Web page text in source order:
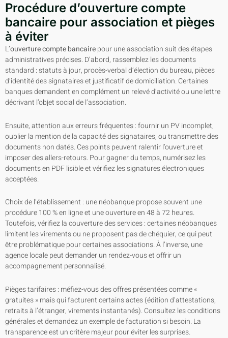
Procédure d’ouverture compte
bancaire pour association et pièges
à éviter
L’ouverture compte bancairepour une association suit des étapes
administratives précises. D’abord, rassemblez les documents
standard : statuts à jour, procès-verbal d’élection du bureau, pièces
d’identité des signataires et justificatif de domiciliation. Certaines
banques demandent en complément un relevé d’activité ou une lettre
décrivant l’objet social de l’association.
Ensuite, attention aux erreurs fréquentes : fournir un PV incomplet,
oublier la mention de la capacité des signataires, ou transmettre des
documents non datés. Ces points peuvent ralentir l’ouverture et
imposer des allers-retours. Pour gagner du temps, numérisez les
documents en PDF lisible et vérifiez les signatures électroniques
acceptées.
Choix de l’établissement : une néobanque propose souvent une
procédure 100 % en ligne et une ouverture en 48 à 72 heures.
Toutefois, vérifiez la couverture des services : certaines néobanques
limitent les virements ou ne proposent pas de chéquier, ce qui peut
être problématique pour certaines associations. À l’inverse, une
agence locale peut demander un rendez-vous et offrir un
accompagnement personnalisé.
Pièges tarifaires : méfiez-vous des offres présentées comme «
gratuites » mais qui facturent certains actes (édition d’attestations,
retraits à l’étranger, virements instantanés). Consultez les conditions
générales et demandez un exemple de facturation si besoin. La
transparence est un critère majeur pour éviter les surprises.